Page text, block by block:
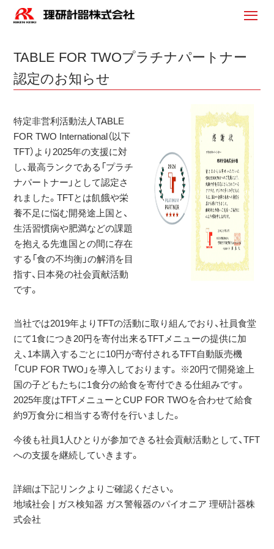
TABLE FOR TWOプラチナパートナー
認定のお知らせ
特定非営利活動法人TABLE
FOR TWO International（以下
TFT）より2025年の支援に対
し、最高ランクである「プラチ
ナパートナー」として認定さ
れました。TFTとは飢餓や栄
養不足に悩む開発途上国と、
生活習慣病や肥満などの課題
を抱える先進国との間に存在
する「食の不均衡」の解消を目
指す、日本発の社会貢献活動
です。
当社では2019年よりTFTの活動に取り組んでおり、社員食堂
にて1食につき20円を寄付出来るTFTメニューの提供に加
え、1本購入するごとに10円が寄付されるTFT自動販売機
「CUP FOR TWO」を導入しております。 ※20円で開発途上
国の子どもたちに1食分の給食を寄付できる仕組みです。
2025年度はTFTメニューとCUP FOR TWOを合わせて給食
約9万食分に相当する寄付を行いました。
今後も社員1人ひとりが参加できる社会貢献活動として、TFT
への支援を継続していきます。
詳細は下記リンクよりご確認ください。
地域社会 | ガス検知器 ガス警報器のパイオニア 理研計器株
式会社